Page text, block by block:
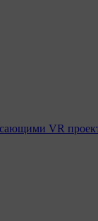
VR